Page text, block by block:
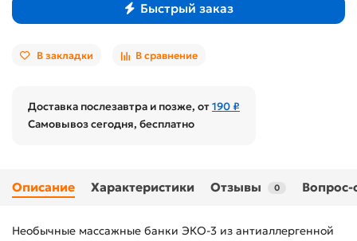
Быстрый заказ
В закладки В сравнение
Доставка послезавтра и позже, от190 ₽
Самовывоз сегодня, бесплатно
Описание Характеристики Отзывы 0 Вопрос-
Необычные массажные банки ЭКО-3 из антиаллергенной